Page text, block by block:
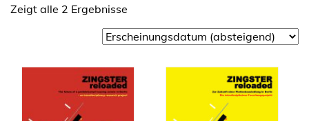
Zeigt alle 2 Ergebnisse